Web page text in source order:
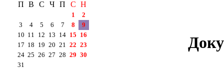
П В С Ч П С Н
1
2
3
4 5 6 7 8
9
10 11 12 13 14 15 16
17 18 19 20 21 22 23
24 25 26 27 28 29 30
31